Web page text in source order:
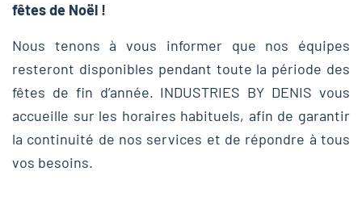
fêtes de Noël !
Nous tenons à vous informer que nos équipes
resteront disponibles pendant toute la période des
fêtes de fin d’année. INDUSTRIES BY DENIS vous
accueille sur les horaires habituels, afin de garantir
la continuité de nos services et de répondre à tous
vos besoins.